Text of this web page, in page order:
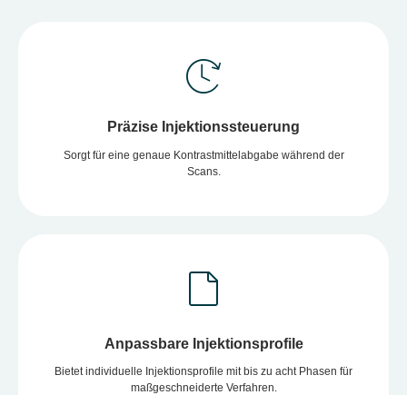
Präzise Injektionssteuerung
Sorgt für eine genaue Kontrastmittelabgabe während der
Scans.
Anpassbare Injektionsprofile
Bietet individuelle Injektionsprofile mit bis zu acht Phasen für
maßgeschneiderte Verfahren.